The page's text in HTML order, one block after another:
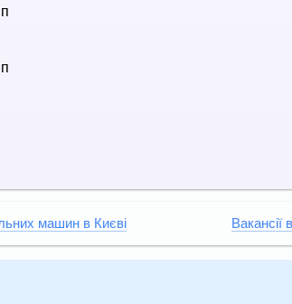
машин в Києві Вакансії